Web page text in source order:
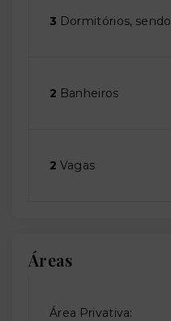
3 Dormitórios, sendo
2 Banheiros
2 Vagas
Áreas
Área Privativa: